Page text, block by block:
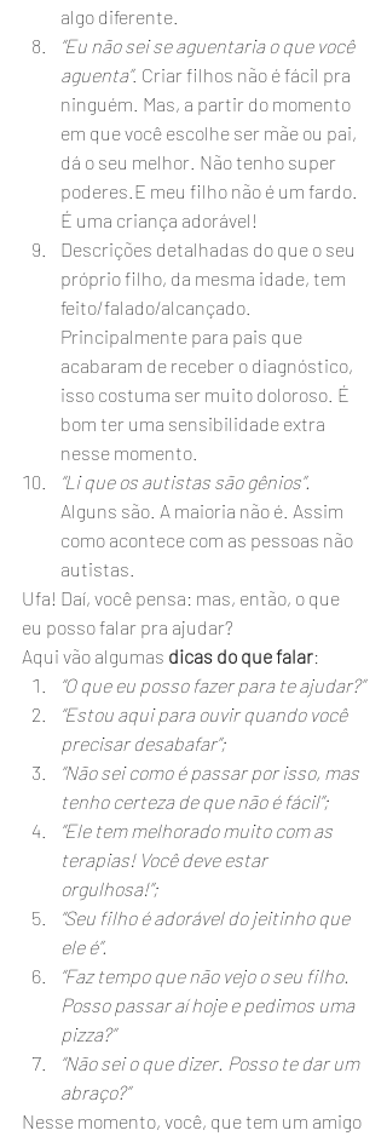
algo diferente.
“Eu não sei se aguentaria o que você
aguenta”. Criar filhos não é fácil pra
ninguém. Mas, a partir do momento
em que você escolhe ser mãe ou pai,
dá o seu melhor. Não tenho super
poderes.E meu filho não é um fardo.
É uma criança adorável!
Descrições detalhadas do que o seu
próprio filho, da mesma idade, tem
feito/falado/alcançado.
Principalmente para pais que
acabaram de receber o diagnóstico,
isso costuma ser muito doloroso. É
bom ter uma sensibilidade extra
nesse momento.
“Li que os autistas são gênios”.
Alguns são. A maioria não é. Assim
como acontece com as pessoas não
autistas.
Ufa! Daí, você pensa: mas, então, o que
eu posso falar pra ajudar?
Aqui vão algumas dicas do que falar:
“O que eu posso fazer para te ajudar?”
“Estou aqui para ouvir quando você
precisar desabafar”;
“Não sei como é passar por isso, mas
tenho certeza de que não é fácil”;
“Ele tem melhorado muito com as
terapias! Você deve estar
orgulhosa!”;
“Seu filho é adorável do jeitinho que
ele é”.
“Faz tempo que não vejo o seu filho.
Posso passar aí hoje e pedimos uma
pizza?”
“Não sei o que dizer. Posso te dar um
abraço?”
Nesse momento, você, que tem um amigo